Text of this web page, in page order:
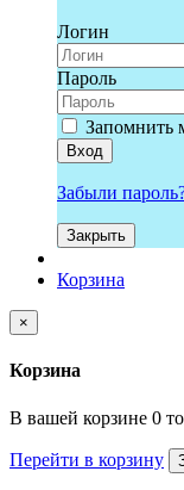
Логин
Пароль
Запомнить
Вход
Забыли
Закрыть
Корзина
×
Корзина
В вашей корзине 0
Перейти в корзину